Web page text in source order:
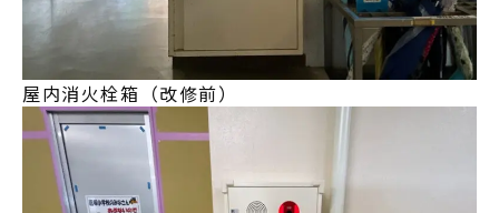
屋内消火栓箱（改修前）